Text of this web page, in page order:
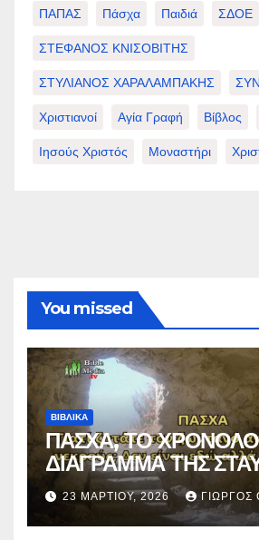
ΠΑΠΑΣ Πάσχα Παιδιά ΣΔΟΕ
ΣΤΕΦΑΝΟΣ ΚΝΙΣΟΒΙΤΗΣ
ΣΤΥΛΙΑΝΟΣ ΧΑΡΑΛΑΜΠΑΚΗΣ
Χριστιανοί Αγία Γραφή Βίβλος
Ιησούς Χριστός Μοναστήρι
You missed
ΒΙΒΛΙΚΑ
ΠΑΣΧΑ, ΤΟ
ΔΙΑΓΡΑΜΜΑ ΤΗΣ
23 ΜΑΡΤΊΟΥ, 2026 ΓΙΏΡΓΟΣ